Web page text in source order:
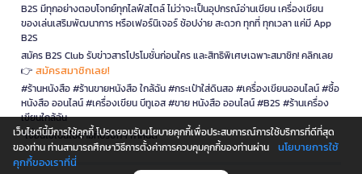
B2S มีทุกอย่างตอบโจทย์ทุกไลฟ์สไตล์ ไม่ว่าจะเป็นอุปกรณ์อ่านเขียน เครื่องเขียน
ของเล่นเสริมพัฒนาการ หรือเฟอร์นิเจอร์ ช้อปง่าย สะดวก ทุกที่ ทุกเวลา แค่มี App
B2S
สมัคร B2S Club รับข่าวสารโปรโมชั่นก่อนใคร และสิทธิพิเศษเฉพาะสมาชิก! คลิกเลย
👉 สมัครสมาชิกเลย!
#ร้านหนังสือ #ร้านขายหนังสือ ใกล้ฉัน #กระเป๋าใส่ดินสอ #เครื่องเขียนออนไลน์ #ซื้อ
หนังสือ ออนไลน์ #เครื่องเขียน บีทูเอส #ขาย หนังสือ ออนไลน์ #B2S #ร้านเครื่อง
เขียนใกล้ฉัน
*เงื่อนไขเป็นไปตามที่บริษัทฯ กำหนด
เว็บไซต์นี้มีการใช้คุกกี้ โปรดยอมรับนโยบายคุกกี้เพื่อประสบการณ์การใช้บริการที่ดีที่สุด
ของท่าน ท่านสามารถศึกษาวิธีการตั้งค่าการควบคุมคุกกี้ของท่านผ่าน
นโยบายการใช้
คุกกี้ของเราที่นี่